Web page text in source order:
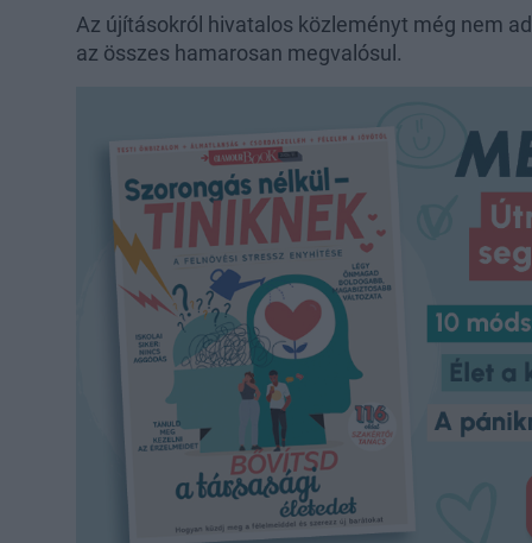
Az újításokról hivatalos közleményt még nem
az összes hamarosan megvalósul.